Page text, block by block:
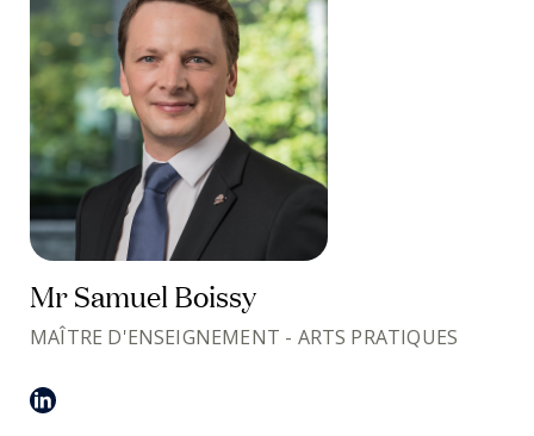
Mr Samuel Boissy
MAÎTRE D'ENSEIGNEMENT - ARTS PRATIQUES